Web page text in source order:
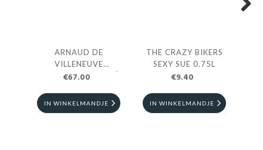
ARNAUD DE
VILLENEUVE
RIVESALTES AMBRÉ
€67.00
IN WINKELMANDJE
THE CRAZY BIKERS
SEXY SUE 0.75L
€9.40
IN WINKELMANDJE